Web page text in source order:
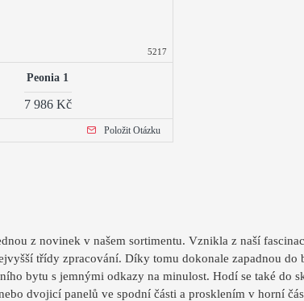
z novinek v našem sortimentu. Vznikla z naší
třídy zpracování. Díky tomu dokonale zapadnou
bytu s jemnými odkazy na minulost. Hodí se také do
dvojicí panelů ve spodní části a prosklením v horní
5217
Peonia 1
7 986 Kč
Položit Otázku